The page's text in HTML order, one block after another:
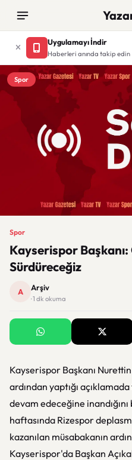
Uygulamayı İndir
Haberleri anında takip edin
Spor
Spor
Kayserispor
Sürdüreceğiz
A Arşiv
· 1 dk okuma
Kayserispor Başkanı Nurettin
ardından yaptığı
devam edeceğine
haftasında Rizespor
kazanılan müsabakanın
Kayserispor'da Başkan